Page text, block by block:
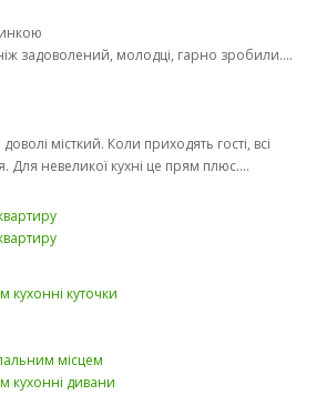
задоволений, молодці, гарно зробили....
місткий. Коли приходять гості, всі
невеликої кухні це прям плюс....
кухонні куточки
місцем
кухонні дивани